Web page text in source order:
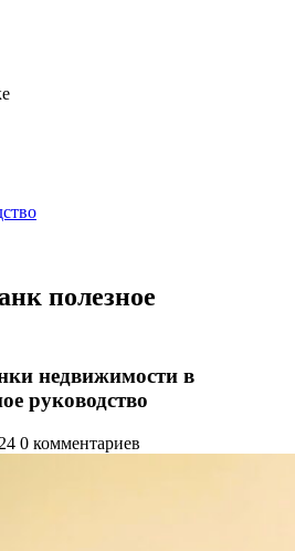
полезное
недвижимости в
руководство
0 комментариев